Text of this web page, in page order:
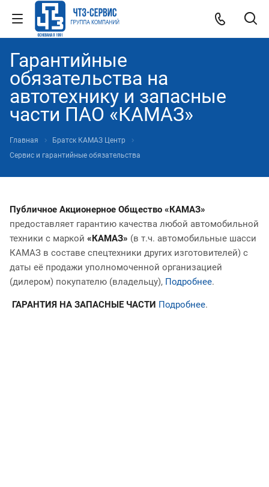
Гарантийные
обязательства на
автотехнику и запасные
части ПАО «КАМАЗ»
Главная
Братск КАМАЗ Центр
Сервис и гарантийные обязательства
Публичное Акционерное Общество «КАМАЗ»
предоставляет гарантию качества любой автомобильной
техники с маркой «КАМАЗ» (в т.ч. автомобильные шасси
КАМАЗ в составе спецтехники других изготовителей) с
даты её продажи уполномоченной организацией
(дилером) покупателю (владельцу), Подробнее.
ГАРАНТИЯ НА ЗАПАСНЫЕ ЧАСТИ Подробнее.